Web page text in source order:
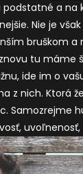
podstatné a
Nie je
bruškom
tu máme
ide im o
z nich. Ktorá
Samozrejme